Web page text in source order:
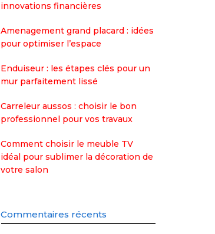
innovations financières
Amenagement grand placard : idées
pour optimiser l’espace
Enduiseur : les étapes clés pour un
mur parfaitement lissé
Carreleur aussos : choisir le bon
professionnel pour vos travaux
Comment choisir le meuble TV
idéal pour sublimer la décoration de
votre salon
Commentaires récents